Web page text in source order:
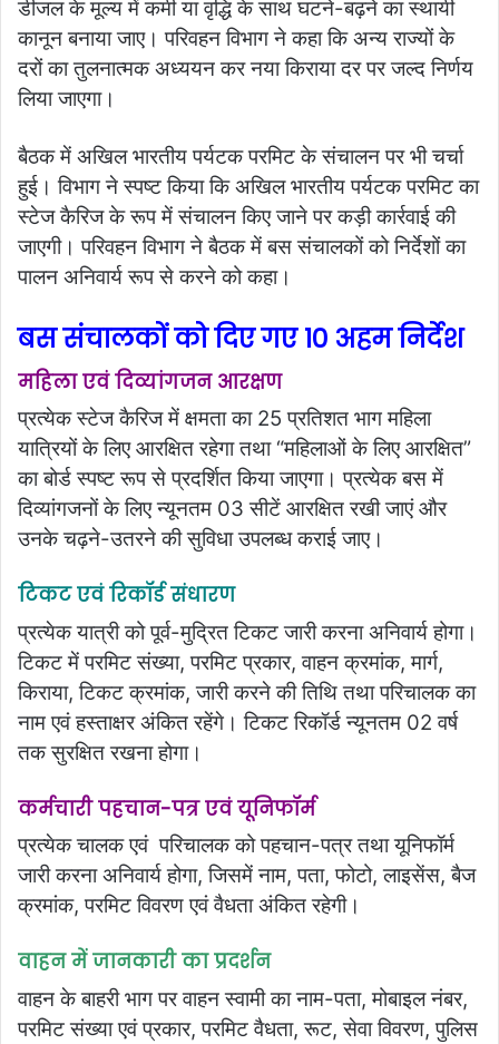
डीजल के मूल्य में कमी या वृद्धि के साथ घटने-बढ़ने का स्थायी
कानून बनाया जाए। परिवहन विभाग ने कहा कि अन्य राज्यों के
दरों का तुलनात्मक अध्ययन कर नया किराया दर पर जल्द निर्णय
लिया जाएगा।
बैठक में अखिल भारतीय पर्यटक परमिट के संचालन पर भी चर्चा
हुई। विभाग ने स्पष्ट किया कि अखिल भारतीय पर्यटक परमिट का
स्टेज कैरिज के रूप में संचालन किए जाने पर कड़ी कार्रवाई की
जाएगी। परिवहन विभाग ने बैठक में बस संचालकों को निर्देशों का
पालन अनिवार्य रूप से करने को कहा।
बस संचालकों को दिए गए 10 अहम निर्देश
महिला एवं दिव्यांगजन आरक्षण
प्रत्येक स्टेज कैरिज में क्षमता का 25 प्रतिशत भाग महिला
यात्रियों के लिए आरक्षित रहेगा तथा “महिलाओं के लिए आरक्षित”
का बोर्ड स्पष्ट रूप से प्रदर्शित किया जाएगा। प्रत्येक बस में
दिव्यांगजनों के लिए न्यूनतम 03 सीटें आरक्षित रखी जाएं और
उनके चढ़ने-उतरने की सुविधा उपलब्ध कराई जाए।
टिकट एवं रिकॉर्ड संधारण
प्रत्येक यात्री को पूर्व-मुद्रित टिकट जारी करना अनिवार्य होगा।
टिकट में परमिट संख्या, परमिट प्रकार, वाहन क्रमांक, मार्ग,
किराया, टिकट क्रमांक, जारी करने की तिथि तथा परिचालक का
नाम एवं हस्ताक्षर अंकित रहेंगे। टिकट रिकॉर्ड न्यूनतम 02 वर्ष
तक सुरक्षित रखना होगा।
कर्मचारी पहचान-पत्र एवं यूनिफॉर्म
प्रत्येक चालक एवं परिचालक को पहचान-पत्र तथा यूनिफॉर्म
जारी करना अनिवार्य होगा, जिसमें नाम, पता, फोटो, लाइसेंस, बैज
क्रमांक, परमिट विवरण एवं वैधता अंकित रहेगी।
वाहन में जानकारी का प्रदर्शन
वाहन के बाहरी भाग पर वाहन स्वामी का नाम-पता, मोबाइल नंबर,
परमिट संख्या एवं प्रकार, परमिट वैधता, रूट, सेवा विवरण, पुलिस